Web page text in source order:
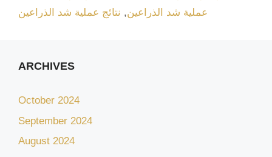
عملية شد الذراعين, نتائج عملية شد الذراعين
ARCHIVES
October 2024
September 2024
August 2024